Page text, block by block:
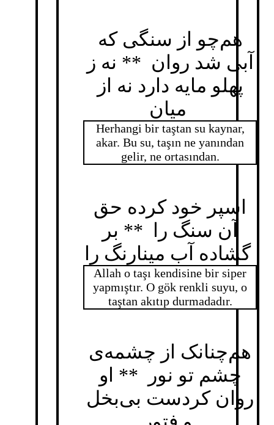
هم‌چو از سنگی که
آبی شد روان ** نه ز
پهلو مایه دارد نه از
Herhangi bir taştan su kaynar,
akar. Bu su, taşın ne yanından
gelir, ne ortasından.
اسپر خود کرده حق
آن سنگ را ** بر
گشاده آب مینارنگ را
Allah o taşı kendisine bir siper
yapmıştır. O gök renkli suyu, o
taştan akıtıp durmadadır.
هم‌چنانک از چشمه‌ی
چشم تو نور ** او
روان کردست بی‌بخل